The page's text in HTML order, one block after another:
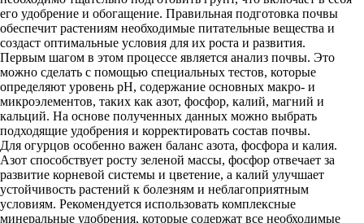
его удобрение и обогащение. Правильная подготовка почвы
обеспечит растениям необходимые питательные вещества и
создаст оптимальные условия для их роста и развития.
Первым шагом в этом процессе является анализ почвы. Это
можно сделать с помощью специальных тестов, которые
определяют уровень pH, содержание основных макро- и
микроэлементов, таких как азот, фосфор, калий, магний и
кальций. На основе полученных данных можно выбрать
подходящие удобрения и корректировать состав почвы.
Для огурцов особенно важен баланс азота, фосфора и калия.
Азот способствует росту зеленой массы, фосфор отвечает за
развитие корневой системы и цветение, а калий улучшает
устойчивость растений к болезням и неблагоприятным
условиям. Рекомендуется использовать комплексные
минеральные удобрения, которые содержат все необходимые